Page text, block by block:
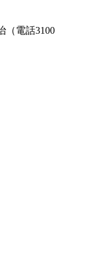
（電話3100